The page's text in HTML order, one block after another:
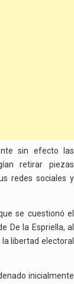
sin efecto las
retirar piezas
redes sociales y
se cuestionó el
De la Espriella, al
libertad electoral
inicialmente